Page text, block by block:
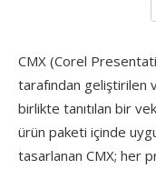
CMX (Corel
tarafından geliştirilen
birlikte tanıtılan bir
ürün paketi içinde
tasarlanan CMX; her